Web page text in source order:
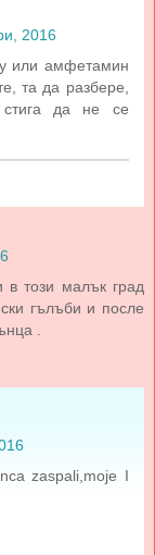
2016
или амфетамин
та да разбере,
да не се
този малък град
гълъби и после
.
zaspali,moje I